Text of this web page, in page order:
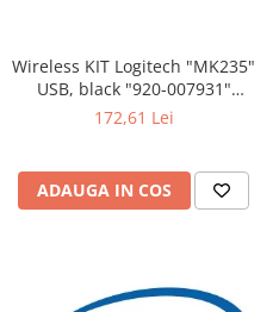
Wireless KIT Logitech "MK235"
USB, black "920-007931"
(include timbru verde 0.01 lei)
172,61 Lei
ADAUGA IN COS